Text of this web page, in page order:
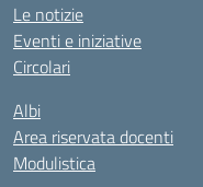
Le notizie
Eventi e iniziative
Circolari
Albi
Area riservata docenti
Modulistica